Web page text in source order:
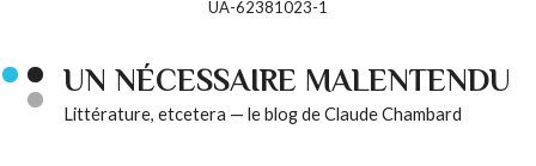
UA-62381023-1
UN NÉCESSAIRE MALENTENDU
Littérature, etcetera — le blog de Claude Chambard